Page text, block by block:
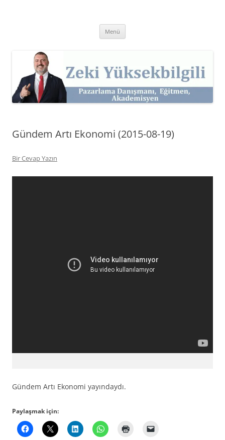
Kişisel Web Sitesi.
Menü
Gündem Artı Ekonomi (2015-08-19)
Bir Cevap Yazın
Gündem Artı Ekonomi yayındaydı.
Paylaşmak için: